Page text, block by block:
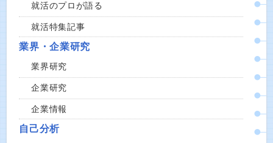
就活のプロが語る
就活特集記事
業界・企業研究
業界研究
企業研究
企業情報
自己分析